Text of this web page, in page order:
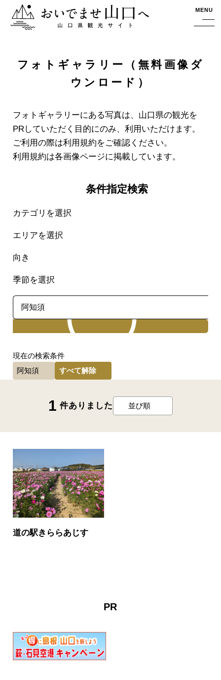
おいでませ山口へー山口県観光サイト MENU
フォトギャラリー（無料画像ダ
ウンロード）
フォトギャラリーにある写真は、山口県の観光を
PRしていただく目的にのみ、利用いただけます。
ご利用の際は利用規約をご確認ください。
利用規約は各画像ページに掲載しています。
条件指定検索
カテゴリを選択
エリアを選択
向き
季節を選択
現在の検索条件
阿知須
すべて解除
1 件ありました 並び順
道の駅きららあじす
PR